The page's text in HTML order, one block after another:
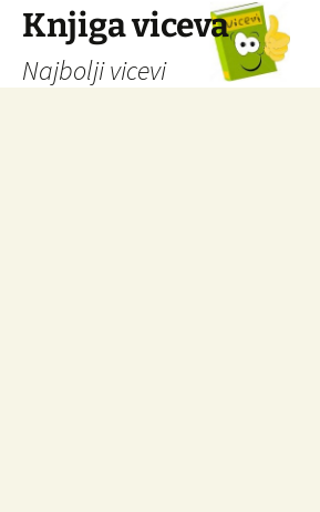
Knjiga viceva
Najbolji vicevi